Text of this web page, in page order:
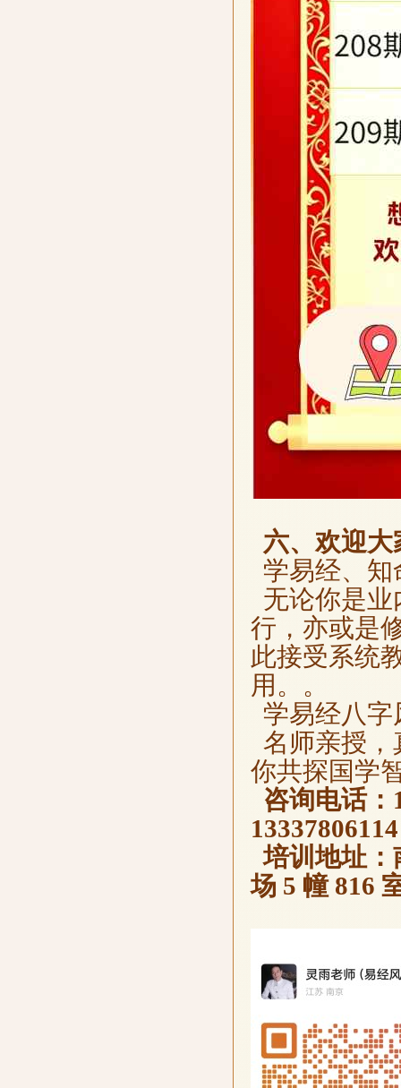
六、欢迎
学易经、
无论你是
行，亦或是
此接受系统
用。。
学易经八
名师亲授
你共探国学
咨询电话：
培训地址：
场 5 幢 816